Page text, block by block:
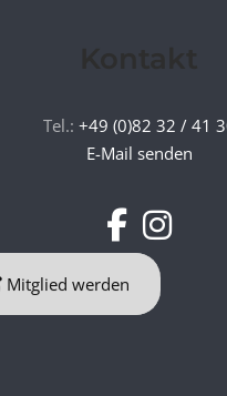
Tel.: +49 (0)82 32 / 41
E-Mail senden
Mitglied werden